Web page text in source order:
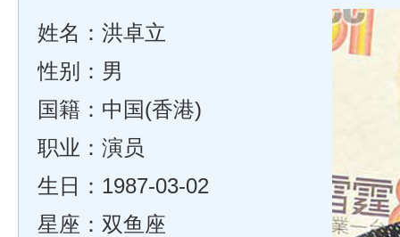
姓名：洪卓立
性别：男
国籍：中国(香港)
职业：演员
生日：1987-03-02
星座：双鱼座